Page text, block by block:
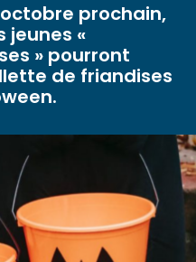
prochain,
jeunes «
» pourront
de friandises